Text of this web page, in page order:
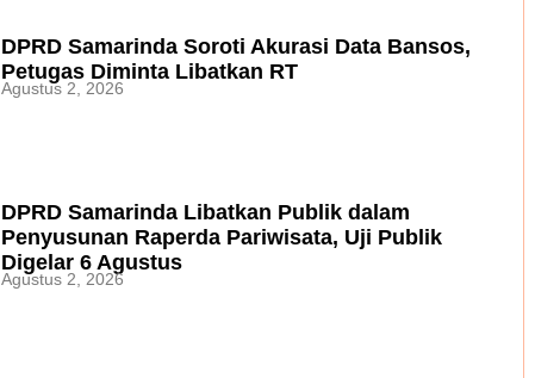
DPRD Samarinda Soroti Akurasi Data Bansos,
Petugas Diminta Libatkan RT
Agustus 2, 2026
DPRD Samarinda Libatkan Publik dalam
Penyusunan Raperda Pariwisata, Uji Publik
Digelar 6 Agustus
Agustus 2, 2026